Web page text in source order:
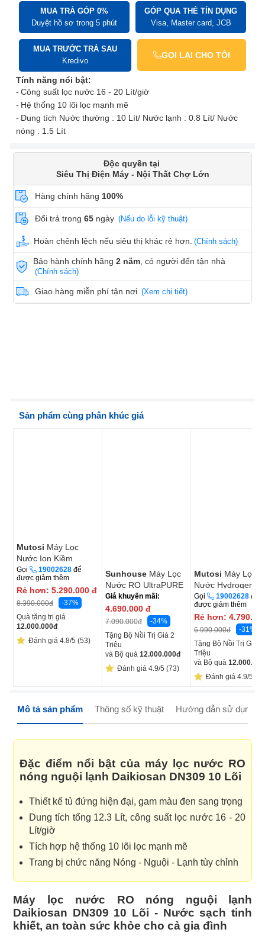
MUA TRẢ GÓP 0%
Duyệt hồ sơ trong 5 phút
GÓP QUA THẺ TÍN DỤNG
Visa, Master card, JCB
MUA TRƯỚC TRẢ SAU
Kredivo
GỌI LẠI CHO TÔI
Tính năng nổi bật:
Công suất lọc nước 16 - 20 Lít/giờ
Hệ thống 10 lõi lọc mạnh mẽ
Dung tích Nước thường : 10 Lít/ Nước lạnh : 0.8 Lít/ Nước
nóng : 1.5 Lít
Độc quyền tại
Siêu Thị Điện Máy - Nội Thất Chợ Lớn
Hàng chính hãng 100%
Đổi trả trong 65 ngày (Nếu do lỗi kỹ thuật)
Hoàn chênh lệch nếu siêu thị khác rẻ hơn. (Chính sách)
Bảo hành chính hãng2 năm , có người đến tận nhà
(Chính sách)
Giao hàng miễn phí tận nơi (Xem chi tiết)
Sản phẩm cùng phân khúc giá
Mutosi Máy Lọc
Nước Ion Kiềm
Hydrogen MP-
S1001H
Gọi 19002628 để
được giảm thêm
Rẻ hơn: 5.290.000 đ
8.390.000đ
-37%
Quà tặng trị giá
12.000.000đ
Đánh giá 4.8/5 (53)
Sunhouse Máy Lọc
Nước RO UltraPURE
SHA8820KL 11 Lõi
Giá khuyến mãi:
4.690.000 đ
7.090.000đ
-34%
Tặng Bộ Nồi Trị Giá 2
Triệu
và Bộ quà 12.000.000đ
Đánh giá 4.9/5 (73)
Mutosi Máy Lọc
Nước Hydrogen
S1001
Gọi 19002628 để
được giảm thêm
Rẻ hơn:
6.990.000đ
-31%
Tặng Bộ Nồi Trị Giá 2
Triệu
và Bộ quà 12.000.000
Đánh giá 4.9/5
Mô tả sản phẩm Thông số kỹ thuật Hướng dẫn sử dụng
Đặc điểm nổi bật của máy lọc nước RO
nóng nguội lạnh Daikiosan DN309 10 Lõi
Thiết kế tủ đứng hiện đại, gam màu đen sang trọng
Dung tích tổng 12.3 Lít, công suất lọc nước 16 - 20
Lít/giờ
Tích hợp hệ thống 10 lõi lọc mạnh mẽ
Trang bị chức năng Nóng - Nguội - Lạnh tùy chỉnh
Máy lọc nước RO nóng nguội lạnh
Daikiosan DN309 10 Lõi - Nước sạch tinh
khiết, an toàn sức khỏe cho cả gia đình